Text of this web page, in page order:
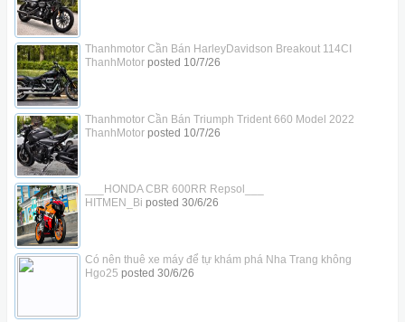
Thanhmotor Cần Bán HarleyDavidson Breakout 114CI
ThanhMotorposted 10/7/26
Thanhmotor Cần Bán Triumph Trident 660 Model 2022
ThanhMotorposted 10/7/26
___HONDA CBR 600RR Repsol___
HITMEN_Bi posted 30/6/26
Có nên thuê xe máy để tự khám phá Nha Trang không
Hgo25 posted 30/6/26